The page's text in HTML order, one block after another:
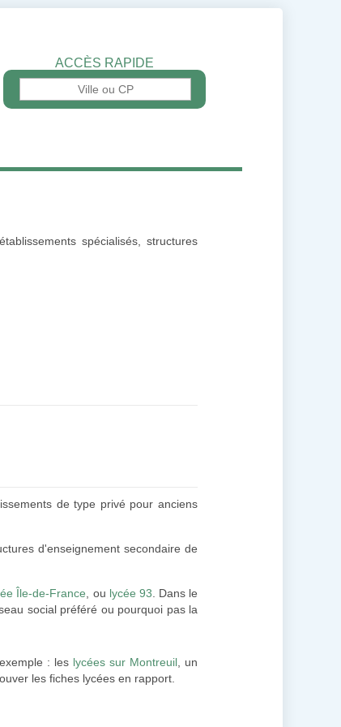
ACCÈS RAPIDE
spécialisés, structures
de type privé pour anciens
d'enseignement secondaire de
Île-de-France , ou lycée 93 . Dans le
social préféré ou pourquoi pas la
: les lycées sur Montreuil, un
les fiches lycées en rapport.